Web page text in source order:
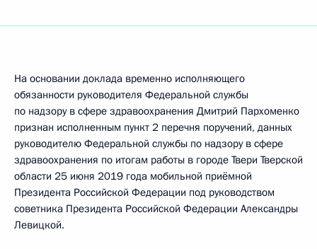
На основании доклада временно исполняющего
обязанности руководителя Федеральной службы
по надзору в сфере здравоохранения Дмитрий Пархоменко
признан исполненным пункт 2 перечня поручений, данных
руководителю Федеральной службы по надзору в сфере
здравоохранения по итогам работы в городе Твери Тверской
области 25 июня 2019 года мобильной приёмной
Президента Российской Федерации под руководством
советника Президента Российской Федерации Александры
Левицкой.